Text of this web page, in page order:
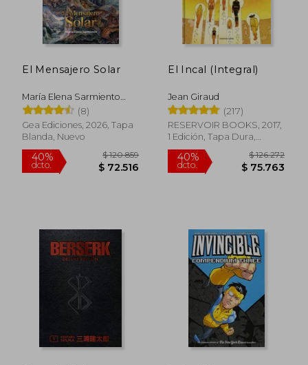
El Mensajero Solar
María Elena Sarmiento
Vallejos
(8)
Gea Ediciones, 2026, Tapa
Blanda, Nuevo
El Incal (Integral)
Jean Giraud
(217)
RESERVOIR BOOKS, 2017,
1 Edición, Tapa Dura,
Nuevo
40%
dcto.